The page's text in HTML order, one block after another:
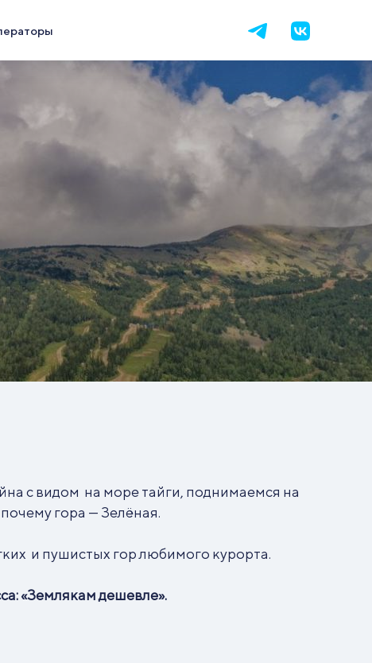
с видом на море тайги, поднимаемся на
гора — Зелёная.
и пушистых гор любимого курорта.
«Землякам дешевле».